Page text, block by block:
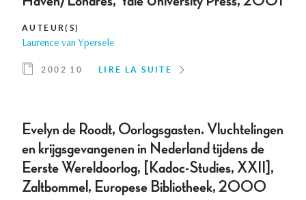
AUTEUR(S)
Laurence van Ypersele
2002 10 LIRE LA SUITE
Evelyn de Roodt, Oorlogsgasten. Vluchtelingen
en krijgsgevangenen in Nederland tijdens de
Eerste Wereldoorlog, [Kadoc-Studies, XXII],
Zaltbommel, Europese Bibliotheek, 2000